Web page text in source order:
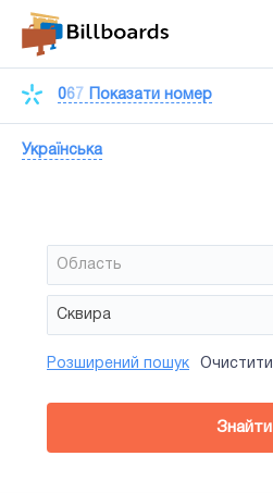
067 Показати номер
Українська
Область
Сквира
Район
Сторона
Усi
Розширений пошук Очистити
Знайти